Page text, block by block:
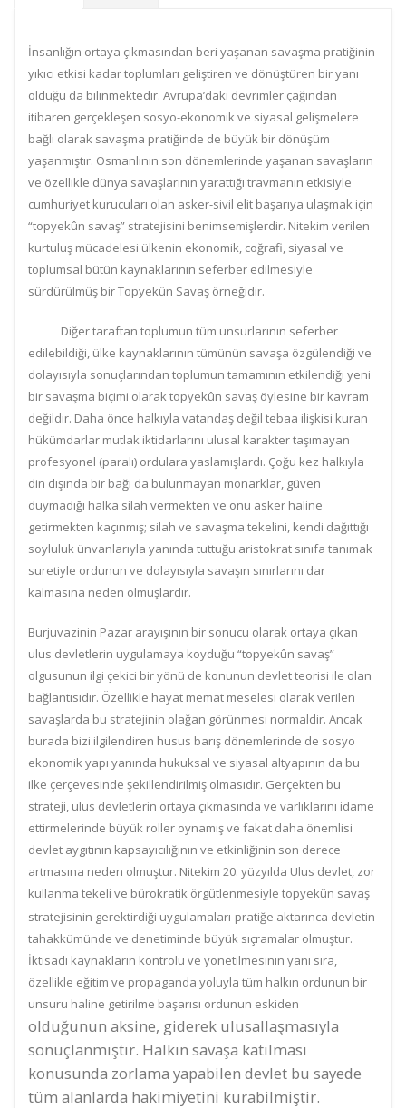
İnsanlığın ortaya çıkmasından beri yaşanan savaşma pratiğinin
yıkıcı etkisi kadar toplumları geliştiren ve dönüştüren bir yanı
olduğu da bilinmektedir. Avrupa’daki devrimler çağından
itibaren gerçekleşen sosyo-ekonomik ve siyasal gelişmelere
bağlı olarak savaşma pratiğinde de büyük bir dönüşüm
yaşanmıştır. Osmanlının son dönemlerinde yaşanan savaşların
ve özellikle dünya savaşlarının yarattığı travmanın etkisiyle
cumhuriyet kurucuları olan asker-sivil elit başarıya ulaşmak için
“topyekûn savaş” stratejisini benimsemişlerdir. Nitekim verilen
kurtuluş mücadelesi ülkenin ekonomik, coğrafi, siyasal ve
toplumsal bütün kaynaklarının seferber edilmesiyle
sürdürülmüş bir Topyekün Savaş örneğidir.
Diğer taraftan toplumun tüm unsurlarının seferber
edilebildiği, ülke kaynaklarının tümünün savaşa özgülendiği ve
dolayısıyla sonuçlarından toplumun tamamının etkilendiği yeni
bir savaşma biçimi olarak topyekûn savaş öylesine bir kavram
değildir. Daha önce halkıyla vatandaş değil tebaa ilişkisi kuran
hükümdarlar mutlak iktidarlarını ulusal karakter taşımayan
profesyonel (paralı) ordulara yaslamışlardı. Çoğu kez halkıyla
din dışında bir bağı da bulunmayan monarklar, güven
duymadığı halka silah vermekten ve onu asker haline
getirmekten kaçınmış; silah ve savaşma tekelini, kendi dağıttığı
soyluluk ünvanlarıyla yanında tuttuğu aristokrat sınıfa tanımak
suretiyle ordunun ve dolayısıyla savaşın sınırlarını dar
kalmasına neden olmuşlardır.
Burjuvazinin Pazar arayışının bir sonucu olarak ortaya çıkan
ulus devletlerin uygulamaya koyduğu “topyekûn savaş”
olgusunun ilgi çekici bir yönü de konunun devlet teorisi ile olan
bağlantısıdır. Özellikle hayat memat meselesi olarak verilen
savaşlarda bu stratejinin olağan görünmesi normaldir. Ancak
burada bizi ilgilendiren husus barış dönemlerinde de sosyo
ekonomik yapı yanında hukuksal ve siyasal altyapının da bu
ilke çerçevesinde şekillendirilmiş olmasıdır. Gerçekten bu
strateji, ulus devletlerin ortaya çıkmasında ve varlıklarını idame
ettirmelerinde büyük roller oynamış ve fakat daha önemlisi
devlet aygıtının kapsayıcılığının ve etkinliğinin son derece
artmasına neden olmuştur. Nitekim 20. yüzyılda Ulus devlet, zor
kullanma tekeli ve bürokratik örgütlenmesiyle topyekûn savaş
stratejisinin gerektirdiği uygulamaları pratiğe aktarınca devletin
tahakkümünde ve denetiminde büyük sıçramalar olmuştur.
İktisadi kaynakların kontrolü ve yönetilmesinin yanı sıra,
özellikle eğitim ve propaganda yoluyla tüm halkın ordunun bir
unsuru haline getirilme başarısı ordunun eskiden
olduğunun aksine, giderek ulusallaşmasıyla
sonuçlanmıştır. Halkın savaşa katılması
konusunda zorlama yapabilen devlet bu sayede
tüm alanlarda hakimiyetini kurabilmiştir.